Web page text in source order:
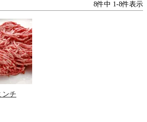
8件中 1-8件表示
ンチ